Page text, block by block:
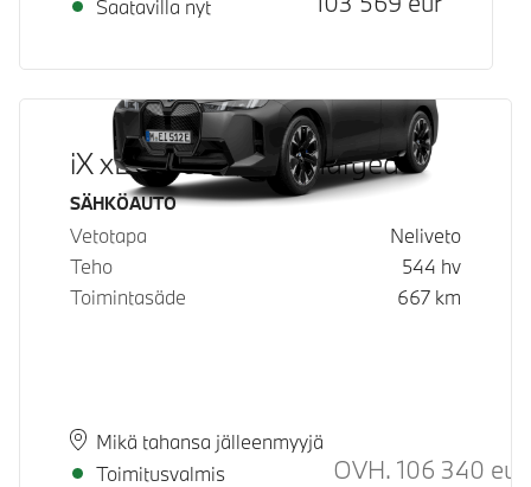
Saatavilla nyt
iX xDrive60 Fully Charged
Käyttövoima
SÄHKÖAUTO
Vetotapa
Neliveto
Teho
544 hv
Toimintasäde
667 km
Paikkakunta
Mikä tahansa jälleenmyyjä
Toimitusaika
Toimitusvalmis
OVH. 106 340 eur